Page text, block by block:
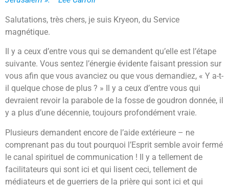
Salutations, très chers, je suis Kryeon, du Service
magnétique.
Il y a ceux d’entre vous qui se demandent qu’elle est l’étape
suivante. Vous sentez l’énergie évidente faisant pression sur
vous afin que vous avanciez ou que vous demandiez, « Y a-t-
il quelque chose de plus ? » Il y a ceux d’entre vous qui
devraient revoir la parabole de la fosse de goudron donnée, il
y a plus d’une décennie, toujours profondément vraie.
Plusieurs demandent encore de l’aide extérieure – ne
comprenant pas du tout pourquoi l’Esprit semble avoir fermé
le canal spirituel de communication ! Il y a tellement de
facilitateurs qui sont ici et qui lisent ceci, tellement de
médiateurs et de guerriers de la prière qui sont ici et qui